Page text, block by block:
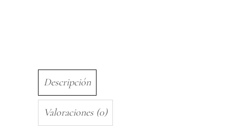
Descripción
Valoraciones (0)